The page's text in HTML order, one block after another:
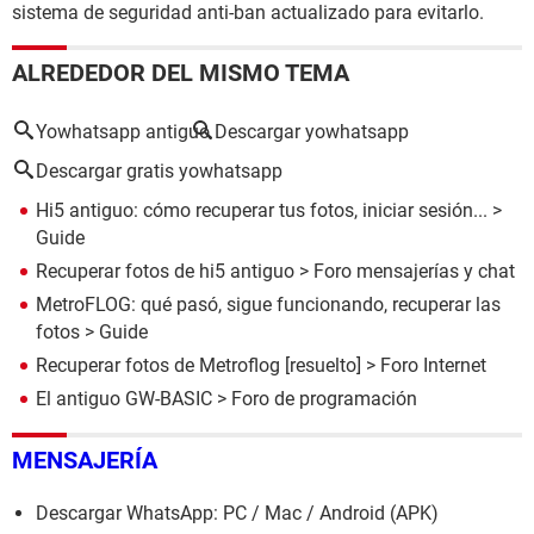
sistema de seguridad anti-ban actualizado para evitarlo.
ALREDEDOR DEL MISMO TEMA
Yowhatsapp antiguo Descargar yowhatsapp
Descargar gratis yowhatsapp
Hi5 antiguo: cómo recuperar tus fotos, iniciar sesión... >
Guide
Recuperar fotos de hi5 antiguo > Foro mensajerías y chat
MetroFLOG: qué pasó, sigue funcionando, recuperar las
fotos > Guide
Recuperar fotos de Metroflog [resuelto] > Foro Internet
El antiguo GW-BASIC > Foro de programación
MENSAJERÍA
Descargar WhatsApp: PC / Mac / Android (APK)